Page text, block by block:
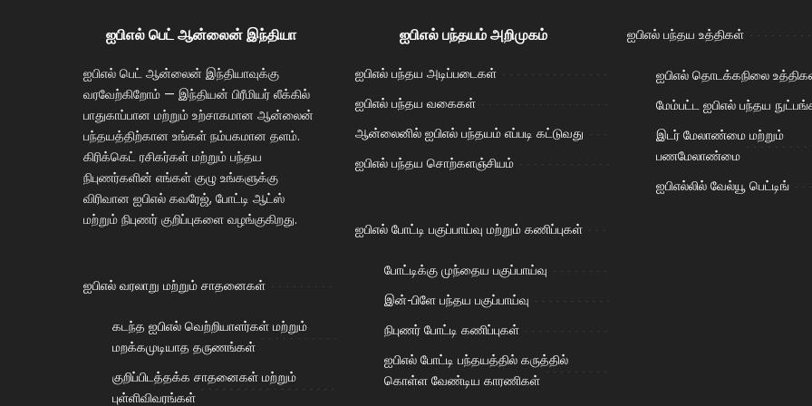
ஐபிஎல் பெட் ஆன்லைன் இந்தியா
ஐபிஎல் பெட் ஆன்லைன் இந்தியாவுக்கு
வரவேற்கிறோம் — இந்தியன் பிரீமியர் லீக்கில்
பாதுகாப்பான மற்றும் உற்சாகமான ஆன்லைன்
பந்தயத்திற்கான உங்கள் நம்பகமான தளம்.
கிரிக்கெட் ரசிகர்கள் மற்றும் பந்தய
நிபுணர்களின் எங்கள் குழு உங்களுக்கு
விரிவான ஐபிஎல் கவரேஜ், போட்டி ஆட்ஸ்
மற்றும் நிபுணர் குறிப்புகளை வழங்குகிறது.
ஐபிஎல் வரலாறு மற்றும் சாதனைகள்
கடந்த ஐபிஎல் வெற்றியாளர்கள் மற்றும்
மறக்கமுடியாத தருணங்கள்
குறிப்பிடத்தக்க சாதனைகள் மற்றும்
புள்ளிவிவரங்கள்
ஐபிஎல் பந்தயம் அறிமுகம்
ஐபிஎல் பந்தய அடிப்படைகள்
ஐபிஎல் பந்தய வகைகள்
ஆன்லைனில் ஐபிஎல் பந்தயம் எப்படி கட்டுவது
ஐபிஎல் பந்தய சொற்களஞ்சியம்
ஐபிஎல் போட்டி பகுப்பாய்வு மற்றும் கணிப்புகள்
போட்டிக்கு முந்தைய பகுப்பாய்வு
இன்-பிளே பந்தய பகுப்பாய்வு
நிபுணர் போட்டி கணிப்புகள்
ஐபிஎல் போட்டி பந்தயத்தில் கருத்தில்
கொள்ள வேண்டிய காரணிகள்
ஐபிஎல் பந்தய உத்திகள்
ஐபிஎல் தொடக்கநிலை
மேம்பட்ட ஐபிஎல் பந்தய
இடர் மேலாண்மை மற்றும்
பணமேலாண்மை
ஐபிஎல்லில் வேல்யூ பெட்டிங்